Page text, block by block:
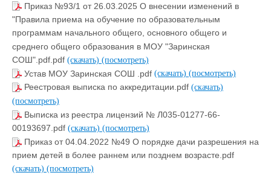
Приказ №93/1 от 26.03.2025 О внесении изменений в
"Правила приема на обучение по образовательным
программам начального общего, основного общего и
среднего общего образования в МОУ "Заринская
СОШ".pdf.pdf (скачать) (посмотреть)
Устав МОУ Заринская СОШ .pdf (скачать) (посмотреть)
Реестровая выписка по аккредитации.pdf (скачать)
(посмотреть)
Выписка из реестра лицензий № Л035-01277-66-
00193697.pdf (скачать) (посмотреть)
Приказ от 04.04.2022 №49 О порядке дачи разрешения на
прием детей в более раннем или позднем возрасте.pdf
(скачать) (посмотреть)